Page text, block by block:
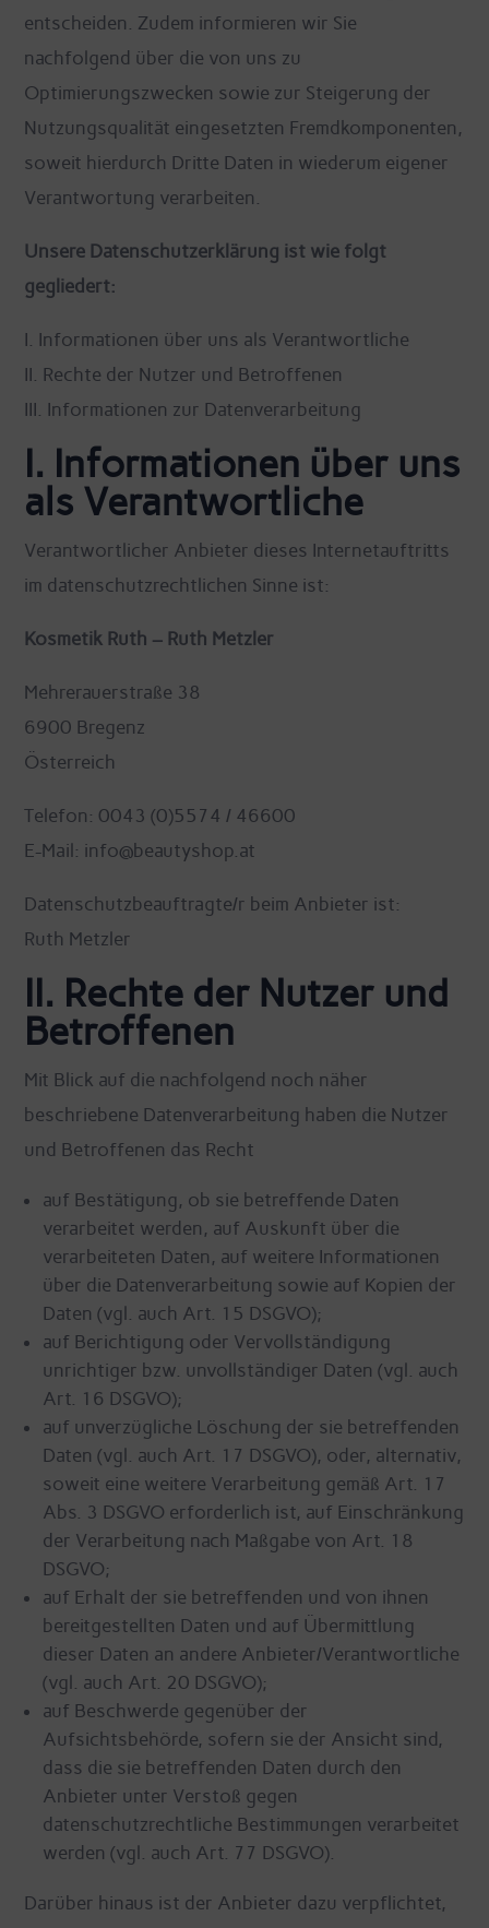
entscheiden. Zudem informieren wir Sie
nachfolgend über die von uns zu
Optimierungszwecken sowie zur Steigerung der
Nutzungsqualität eingesetzten Fremdkomponenten,
soweit hierdurch Dritte Daten in wiederum eigener
Verantwortung verarbeiten.
Unsere Datenschutzerklärung ist wie folgt
gegliedert:
I. Informationen über uns als Verantwortliche
II. Rechte der Nutzer und Betroffenen
III. Informationen zur Datenverarbeitung
I. Informationen über uns
als Verantwortliche
Verantwortlicher Anbieter dieses Internetauftritts
im datenschutzrechtlichen Sinne ist:
Kosmetik Ruth – Ruth Metzler
Mehrerauerstraße 38
6900 Bregenz
Österreich
Telefon: 0043 (0)5574 / 46600
E-Mail: info@beautyshop.at
Datenschutzbeauftragte/r beim Anbieter ist:
Ruth Metzler
II. Rechte der Nutzer und
Betroffenen
Mit Blick auf die nachfolgend noch näher
beschriebene Datenverarbeitung haben die Nutzer
und Betroffenen das Recht
auf Bestätigung, ob sie betreffende Daten
verarbeitet werden, auf Auskunft über die
verarbeiteten Daten, auf weitere Informationen
über die Datenverarbeitung sowie auf Kopien der
Daten (vgl. auch Art. 15 DSGVO);
auf Berichtigung oder Vervollständigung
unrichtiger bzw. unvollständiger Daten (vgl. auch
Art. 16 DSGVO);
auf unverzügliche Löschung der sie betreffenden
Daten (vgl. auch Art. 17 DSGVO), oder, alternativ,
soweit eine weitere Verarbeitung gemäß Art. 17
Abs. 3 DSGVO erforderlich ist, auf Einschränkung
der Verarbeitung nach Maßgabe von Art. 18
DSGVO;
auf Erhalt der sie betreffenden und von ihnen
bereitgestellten Daten und auf Übermittlung
dieser Daten an andere Anbieter/Verantwortliche
(vgl. auch Art. 20 DSGVO);
auf Beschwerde gegenüber der
Aufsichtsbehörde, sofern sie der Ansicht sind,
dass die sie betreffenden Daten durch den
Anbieter unter Verstoß gegen
datenschutzrechtliche Bestimmungen verarbeitet
werden (vgl. auch Art. 77 DSGVO).
Darüber hinaus ist der Anbieter dazu verpflichtet,